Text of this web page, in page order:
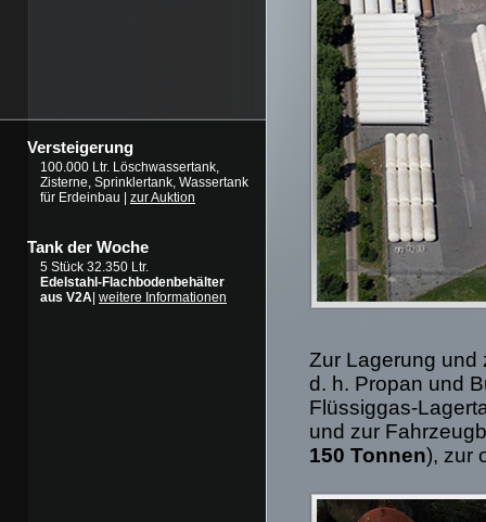
Versteigerung
100.000 Ltr. Löschwassertank,
Zisterne, Sprinklertank, Wassertank
für Erdeinbau | zur Auktion
Tank der Woche
5 Stück 32.350 Ltr.
Edelstahl-Flachbodenbehälter
aus V2A weitere Informationen
Zur Lagerung
d. h. Propan und
Flüssiggas-
und zur
150 Tonnen), zur